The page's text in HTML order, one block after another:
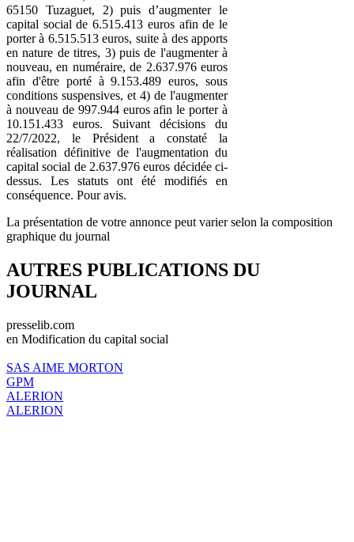
65150 Tuzaguet, 2) puis d’augmenter le
capital social de 6.515.413 euros afin de le
porter à 6.515.513 euros, suite à des apports
en nature de titres, 3) puis de l'augmenter à
nouveau, en numéraire, de 2.637.976 euros
afin d'être porté à 9.153.489 euros, sous
conditions suspensives, et 4) de l'augmenter
à nouveau de 997.944 euros afin le porter à
10.151.433 euros. Suivant décisions du
22/7/2022, le Président a constaté la
réalisation définitive de l'augmentation du
capital social de 2.637.976 euros décidée ci-
dessus. Les statuts ont été modifiés en
conséquence. Pour avis.
La présentation de votre annonce peut varier selon la composition
graphique du journal
AUTRES PUBLICATIONS DU
JOURNAL
presselib.com
en Modification du capital social
SAS AIME MORTON
GPM
ALERION
ALERION